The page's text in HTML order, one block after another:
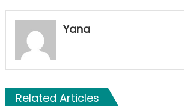
Yana
Related Articles